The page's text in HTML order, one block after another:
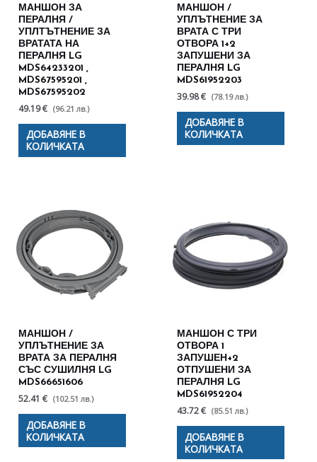
МАНШОН ЗА
ПЕРАЛНЯ /
УПЛТЪТНЕНИЕ ЗА
ВРАТАТА НА
ПЕРАЛНЯ LG
MDS64233201 ,
MDS67595201 ,
MDS67595202
49.19 € (96.21 лв.)
ДОБАВЯНЕ В
КОЛИЧКАТА
МАНШОН /
УПЛЪТНЕНИЕ ЗА
ВРАТА С ТРИ
ОТВОРА 1+2
ЗАПУШЕНИ ЗА
ПЕРАЛНЯ LG
MDS61952203
39.98 € (78.19 лв.)
ДОБАВЯНЕ В
КОЛИЧКАТА
МАНШОН /
УПЛЪТНЕНИЕ ЗА
ВРАТА ЗА ПЕРАЛНЯ
СЪС СУШИЛНЯ LG
MDS66651606
52.41 € (102.51 лв.)
ДОБАВЯНЕ В
КОЛИЧКАТА
МАНШОН С ТРИ
ОТВОРА 1
ЗАПУШЕН+2
ОТПУШЕНИ ЗА
ПЕРАЛНЯ LG
MDS61952204
43.72 € (85.51 лв.)
ДОБАВЯНЕ В
КОЛИЧКАТА